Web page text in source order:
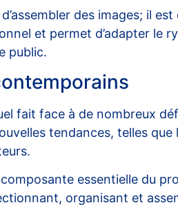
des images; il
et permet d’adapter le
public.
fait face à de nombreux
tendances, telles
essentielle du
organisant et